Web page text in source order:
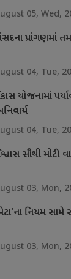
05, Wed,
પ્રાંગણમાં
04, Tue,
યોજનામાં
04, Tue,
સૌથી મોટી
03, Mon,
નિયમ સામે
03, Mon,